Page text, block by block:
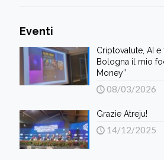
Eventi
Criptovalute, AI
Bologna il mio
Money”
08/03/2026
Grazie Atreju!
14/12/2025